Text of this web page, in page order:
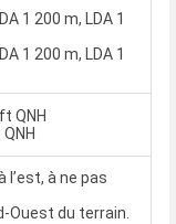
1 200 m, LDA 1
1 200 m, LDA 1
QNH
à ne pas
Ouest du terrain.